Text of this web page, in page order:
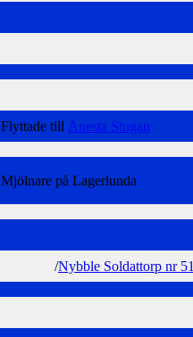
Flyttade till Ånesta Stugan
Mjölnare på Lagerlunda
/Nybble Soldattorp nr 51